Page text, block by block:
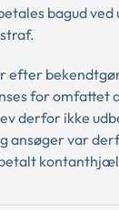
bagud
efter
for omfattet
derfor ikke
ansøger var